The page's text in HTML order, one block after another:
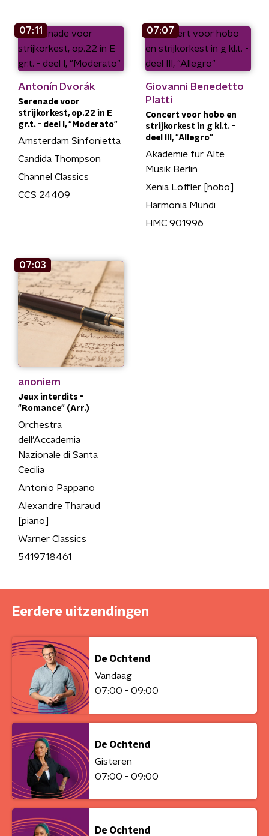
07:11
Antonín Dvorák
Serenade voor
strijkorkest, op.22 in E
gr.t. - deel I, "Moderato"
Amsterdam Sinfonietta
Candida Thompson
Channel Classics
CCS 24409
07:07
Giovanni Benedetto
Platti
Concert voor hobo en
strijkorkest in g kl.t. -
deel III, "Allegro"
Akademie für Alte
Musik Berlin
Xenia Löffler [hobo]
Harmonia Mundi
HMC 901996
07:03
anoniem
Jeux interdits -
"Romance" (Arr.)
Orchestra
dell'Accademia
Nazionale di Santa
Cecilia
Antonio Pappano
Alexandre Tharaud
[piano]
Warner Classics
5419718461
Eerdere uitzendingen
De Ochtend
Vandaag
07:00 - 09:00
De Ochtend
Gisteren
07:00 - 09:00
De Ochtend